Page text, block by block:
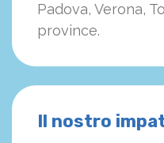
Padova, Verona,
province.
Il nostro